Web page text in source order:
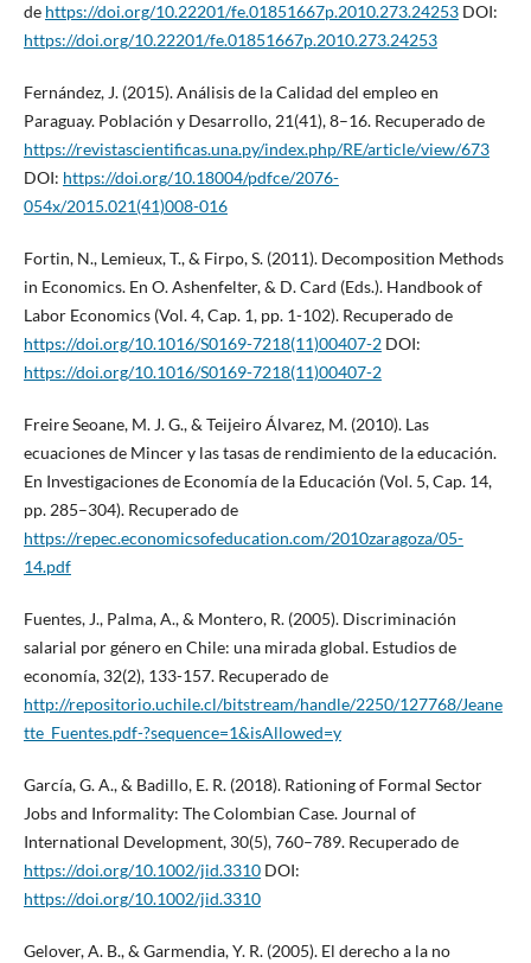
de https://doi.org/10.22201/fe.01851667p.2010.273.24253DOI:
https://doi.org/10.22201/fe.01851667p.2010.273.24253
Fernández, J. (2015). Análisis de la Calidad del empleo en
Paraguay. Población y Desarrollo, 21(41), 8–16. Recuperado de
https://revistascientificas.una.py/index.php/RE/article/view/673
DOI: https://doi.org/10.18004/pdfce/2076-
054x/2015.021(41)008-016
Fortin, N., Lemieux, T., & Firpo, S. (2011). Decomposition Methods
in Economics. En O. Ashenfelter, & D. Card (Eds.). Handbook of
Labor Economics (Vol. 4, Cap. 1, pp. 1-102). Recuperado de
https://doi.org/10.1016/S0169-7218(11)00407-2DOI:
https://doi.org/10.1016/S0169-7218(11)00407-2
Freire Seoane, M. J. G., & Teijeiro Álvarez, M. (2010). Las
ecuaciones de Mincer y las tasas de rendimiento de la educación.
En Investigaciones de Economía de la Educación (Vol. 5, Cap. 14,
pp. 285–304). Recuperado de
https://repec.economicsofeducation.com/2010zaragoza/05-
14.pdf
Fuentes, J., Palma, A., & Montero, R. (2005). Discriminación
salarial por género en Chile: una mirada global. Estudios de
economía, 32(2), 133-157. Recuperado de
http://repositorio.uchile.cl/bitstream/handle/2250/127768/Jeane
tte_Fuentes.pdf-?sequence=1&isAllowed=y
García, G. A., & Badillo, E. R. (2018). Rationing of Formal Sector
Jobs and Informality: The Colombian Case. Journal of
International Development, 30(5), 760–789. Recuperado de
https://doi.org/10.1002/jid.3310DOI:
https://doi.org/10.1002/jid.3310
Gelover, A. B., & Garmendia, Y. R. (2005). El derecho a la no